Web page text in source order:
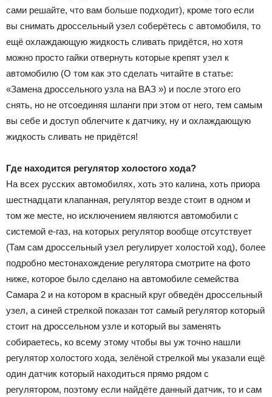
сами решайте, что вам больше подходит), кроме того если
вы снимать дроссельный узел соберётесь с автомобиля, то
ещё охлаждающую жидкость сливать придётся, но хотя
можно просто гайки отвернуть которые крепят узел к
автомобилю (О том как это сделать читайте в статье:
«Замена дроссельного узла на ВАЗ ») и после этого его
снять, но не отсоединяя шланги при этом от него, тем самым
вы себе и доступ облегчите к датчику, ну и охлаждающую
жидкость сливать не придётся!
Где находится регулятор холостого хода?
На всех русских автомобилях, хоть это калина, хоть приора
шестнадцати клапанная, регулятор везде стоит в одном и
том же месте, но исключением являются автомобили с
системой е-газ, на которых регулятор вообще отсутствует
(Там сам дроссельный узел регулирует холостой ход), более
подробно местонахождение регулятора смотрите на фото
ниже, которое было сделано на автомобиле семейства
Самара 2 и на котором в красный круг обведён дроссельный
узел, а синей стрелкой показан тот самый регулятор который
стоит на дроссельном узле и который вы заменять
собираетесь, ко всему этому чтобы вы уж точно нашли
регулятор холостого хода, зелёной стрелкой мы указали ещё
один датчик который находиться прямо рядом с
регулятором, поэтому если найдёте данный датчик, то и сам